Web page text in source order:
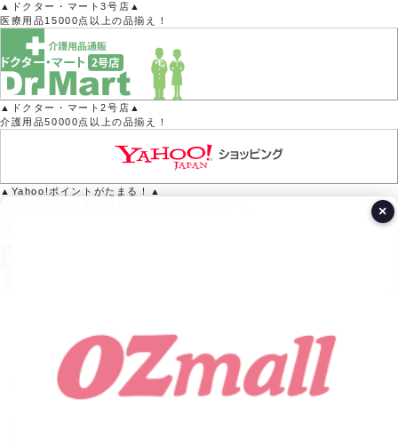
▲ドクター・マート3号店▲
医療用品15000点以上の品揃え！
▲ドクター・マート2号店▲
介護用品50000点以上の品揃え！
▲Yahoo!ポイントがたまる！▲
営業日カレンダー
今月(2026年8月)
火 水 木 金
土
×